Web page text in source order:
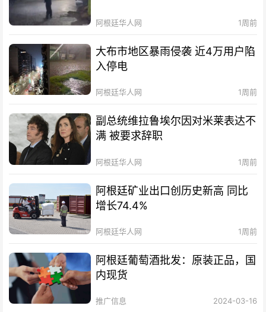
阿根廷华人网 1周前
大布市地区暴雨侵袭 近4万用户陷
入停电
阿根廷华人网 1周前
副总统维拉鲁埃尔因对米莱表达不
满 被要求辞职
阿根廷华人网 1周前
阿根廷矿业出口创历史新高 同比
增长74.4%
阿根廷华人网 1周前
阿根廷葡萄酒批发：原装正品，国
内现货
推广信息 2024-03-16